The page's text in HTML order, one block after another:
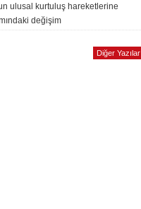
ulusal kurtuluş hareketlerine
değişim
Diğer Yazılar